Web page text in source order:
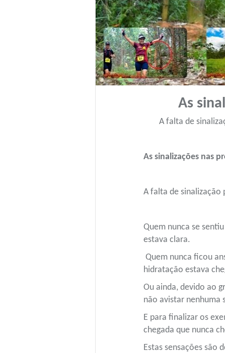
As
A falta de
As sinalizações nas
A falta de sinalização
Quem nunca se
estava clara.
Quem nunca ficou
hidratação estava
Ou ainda, devido ao
não avistar nenhuma
E para finalizar os
chegada que nunca
Estas sensações são